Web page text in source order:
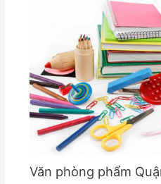
Văn phòng phẩm